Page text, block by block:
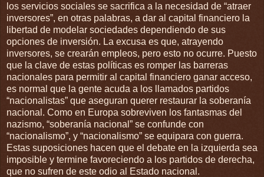
los servicios sociales se sacrifica a la necesidad de “atraer
inversores”, en otras palabras, a dar al capital financiero la
libertad de modelar sociedades dependiendo de sus
opciones de inversión. La excusa es que, atrayendo
inversores, se crearán empleos, pero esto no ocurre. Puesto
que la clave de estas políticas es romper las barreras
nacionales para permitir al capital financiero ganar acceso,
es normal que la gente acuda a los llamados partidos
“nacionalistas” que aseguran querer restaurar la soberanía
nacional. Como en Europa sobreviven los fantasmas del
nazismo, “soberanía nacional” se confunde con
“nacionalismo”, y “nacionalismo” se equipara con guerra.
Estas suposiciones hacen que el debate en la izquierda sea
imposible y termine favoreciendo a los partidos de derecha,
que no sufren de este odio al Estado nacional.